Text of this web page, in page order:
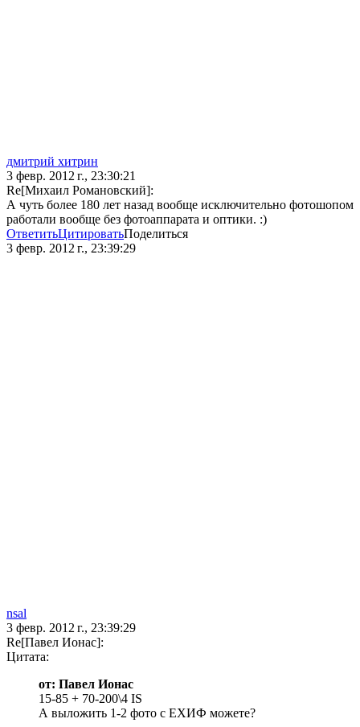
дмитрий хитрин
3 февр. 2012 г., 23:30:21
Re[Михаил Романовский]:
А чуть более 180 лет назад вообще исключительно фотошопом
работали вообще без фотоаппарата и оптики. :)
ОтветитьЦитироватьПоделиться
3 февр. 2012 г., 23:39:29
nsal
3 февр. 2012 г., 23:39:29
Re[Павел Ионас]:
Цитата:
от: Павел Ионас
15-85 + 70-200\4 IS
А выложить 1-2 фото с ЕХИФ можете?